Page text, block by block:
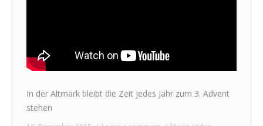
In der Altmark bleibt die Zeit jedes Jahr zum 3. Advent
stehen